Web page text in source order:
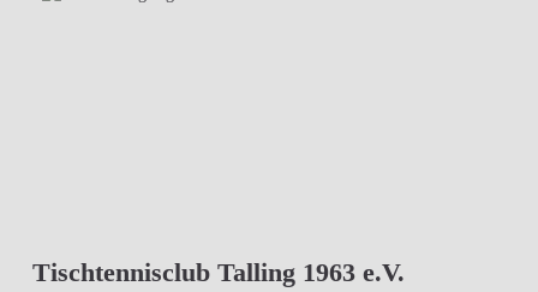
Tischtennisclub Talling 1963 e.V.